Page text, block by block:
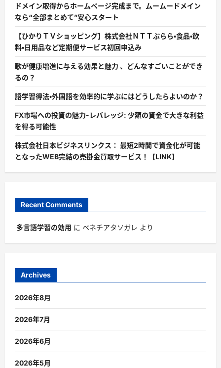
ドメイン取得からホームページ完成まで。ムームードメイン
なら“全部まとめて”安心スタート
【ひかりＴＶショッピング】株式会社ＮＴＴぷらら・食品・飲
料・日用品など定期便サービス初回申込み
歌が健康増進に与える効果と魅力 、どんなすごいことができ
るの？
語学習得法・外国語を効率的に学ぶにはどうしたらよいのか？
FX市場への投資の魅力-レバレッジ: 少額の資金で大きな利益
を得る可能性
株式会社日本ビジネスリンクス： 最短2時間で資金化が可能
となったWEB完結の売掛金買取サービス！【LINK】
Recent Comments
多言語学習の効用 に ベネチアタソガレ より
Archives
2026年8月
2026年7月
2026年6月
2026年5月